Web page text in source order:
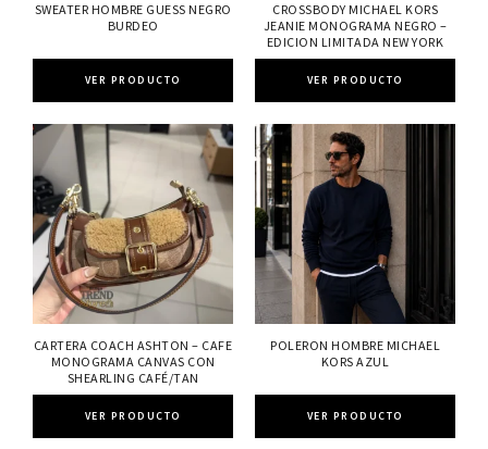
SWEATER HOMBRE GUESS NEGRO
BURDEO
VER PRODUCTO
CROSSBODY MICHAEL KORS
JEANIE MONOGRAMA NEGRO –
EDICION LIMITADA NEW YORK
VER PRODUCTO
CARTERA COACH ASHTON – CAFE
MONOGRAMA CANVAS CON
SHEARLING CAFÉ/TAN
VER PRODUCTO
POLERON HOMBRE MICHAEL
KORS AZUL
VER PRODUCTO